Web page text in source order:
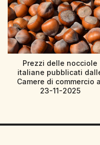
Prezzi delle nocciole
italiane pubblicati
Camere di commercio
23-11-2025